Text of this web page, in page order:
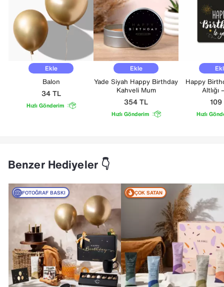
Ekle
Balon
34TL
Hızlı Gönderim
Ekle
Yade Siyah Happy Birthday
Kahveli Mum
354TL
Hızlı Gönderim
Happy
Altlığı
109
Hızlı
Benzer Hediyeler 👇
FOTOĞRAF BASKI ÇOK SATAN